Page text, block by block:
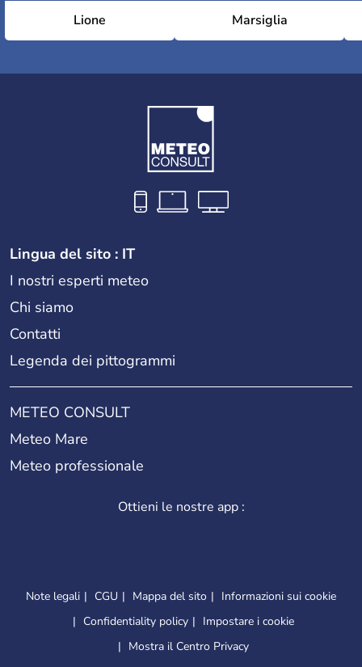
Lione Marsiglia
Lingua del sito : IT
I nostri esperti meteo
Chi siamo
Contatti
Legenda dei pittogrammi
METEO CONSULT
Meteo Mare
Meteo professionale
Ottieni le nostre app :
Note legali CGU Mappa del sito
Informazioni sui cookie
Confidentiality policy
Impostare i cookie
Mostra il Centro Privacy